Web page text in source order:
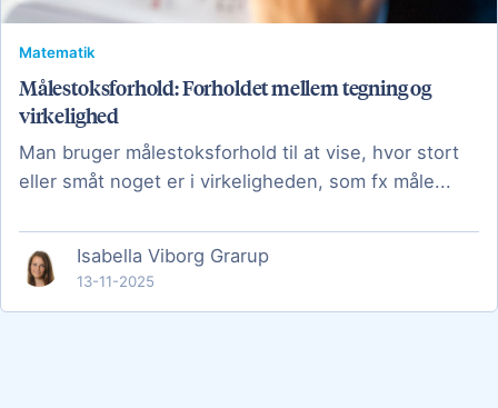
Matematik
Målestoksforhold: Forholdet mellem tegning og
virkelighed
Man bruger målestoksforhold til at vise, hvor stort
eller småt noget er i virkeligheden, som fx måle...
Isabella Viborg Grarup
13-11-2025